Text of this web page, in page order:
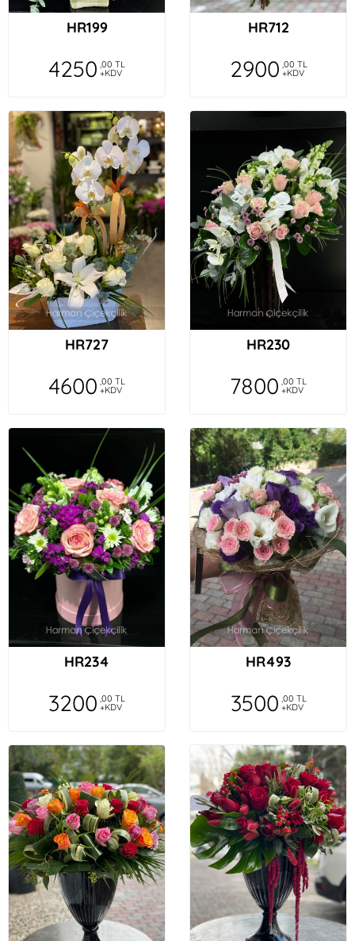
HR199
4250 ,00 TL
+KDV
HR712
2900 ,00 TL
+KDV
HR727
4600 ,00 TL
+KDV
HR230
7800 ,00 TL
+KDV
HR234
3200 ,00 TL
+KDV
HR493
3500 ,00 TL
+KDV